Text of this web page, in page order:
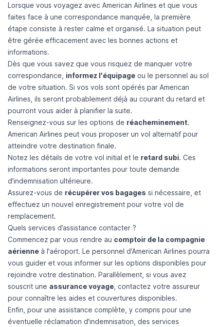
Lorsque vous voyagez avec American Airlines et que vous
faites face à une correspondance manquée, la première
étape consiste à rester calme et organisé. La situation peut
être gérée efficacement avec les bonnes actions et
informations.
Dès que vous savez que vous risquez de manquer votre
correspondance, informez l'équipage ou le personnel au sol
de votre situation. Si vos vols sont opérés par American
Airlines, ils seront probablement déjà au courant du retard et
pourront vous aider à planifier la suite.
Renseignez-vous sur les options de réacheminement.
American Airlines peut vous proposer un vol alternatif pour
atteindre votre destination finale.
Notez les détails de votre vol initial et le retard subi. Ces
informations seront importantes pour toute demande
d'indemnisation ultérieure.
Assurez-vous de récupérer vos bagages si nécessaire, et
effectuez un nouvel enregistrement pour votre vol de
remplacement.
Quels services d’assistance contacter ?
Commencez par vous rendre au comptoir de la compagnie
aérienne à l'aéroport. Le personnel d'American Airlines pourra
vous guider et vous informer sur les options disponibles pour
rejoindre votre destination. Parallèlement, si vous avez
souscrit une assurance voyage , contactez votre assureur
pour connaître les aides et couvertures disponibles.
Enfin, pour une assistance complète, y compris pour une
éventuelle réclamation d'indemnisation, des services